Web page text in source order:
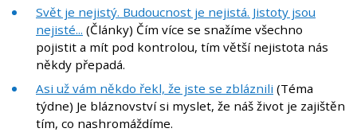
Svět je nejistý. Budoucnost je nejistá. Jistoty jsou
nejisté... (Články) Čím více se snažíme všechno
pojistit a mít pod kontrolou, tím větší nejistota nás
někdy přepadá.
Asi už vám někdo řekl, že jste se zbláznili (Téma
týdne) Je bláznovství si myslet, že náš život je zajištěn
tím, co nashromáždíme.